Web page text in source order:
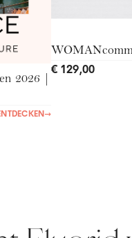
2026 |
→
€ 129,00